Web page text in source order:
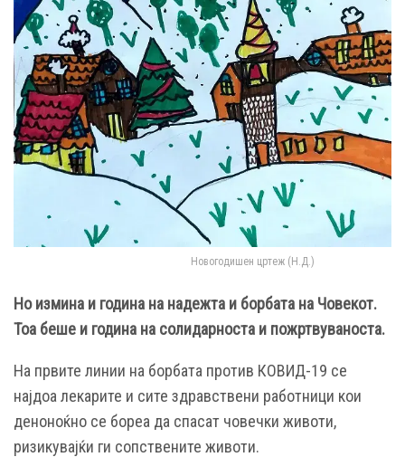
Новогодишен цртеж (Н.Д.)
Но измина и година на надежта и борбата на Човекот.
Тоа беше и година на солидарноста и пожртвуваноста.
На првите линии на борбата против КОВИД-19 се
најдоа лекарите и сите здравствени работници кои
деноноќно се бореа да спасат човечки животи,
ризикувајќи ги сопствените животи.